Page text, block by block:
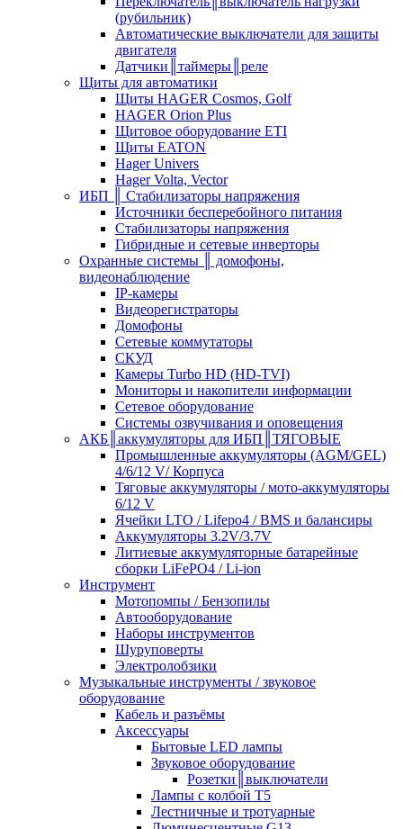
(рубильник)
Автоматические выключатели для защиты
двигателя
Датчики║таймеры║реле
Щиты для автоматики
Щиты HAGER Cosmos, Golf
HAGER Orion Plus
Щитовое оборудование ETI
Щиты EATON
Hager Univers
Hager Volta, Vector
ИБП ║ Стабилизаторы напряжения
Источники бесперебойного питания
Стабилизаторы напряжения
Гибридные и сетевые инверторы
Охранные системы ║ домофоны,
видеонаблюдение
IP-камеры
Видеорегистраторы
Домофоны
Сетевые коммутаторы
СКУД
Камеры Turbo HD (HD-TVI)
Мониторы и накопители информации
Сетевое оборудование
Системы озвучивания и оповещения
АКБ║аккумуляторы для ИБП║ТЯГОВЫЕ
Промышленные аккумуляторы (AGM/GEL)
4/6/12 V/ Корпуса
Тяговые аккумуляторы / мото-аккумуляторы
6/12 V
Ячейки LTO / Lifepo4 / BMS и балансиры
Аккумуляторы 3.2V/3.7V
Литиевые аккумуляторные батарейные
сборки LiFePO4 / Li-ion
Инструмент
Мотопомпы / Бензопилы
Автооборудование
Наборы инструментов
Шуруповерты
Электролобзики
Музыкальные инструменты / звуковое
оборудование
Кабель и разъёмы
Аксессуары
Бытовые LED лампы
Звуковое оборудование
Розетки║выключатели
Лампы с колбой Т5
Лестничные и тротуарные